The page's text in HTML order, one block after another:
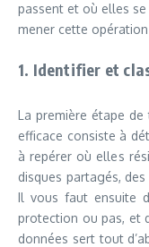
passent et où elles
mener cette
1. Identifier et
La première étape
efficace consiste à
à repérer où elles
disques partagés,
Il vous faut ensuite
protection ou pas, et
données sert tout